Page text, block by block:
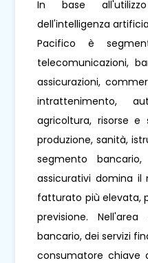
In base
dell'intelligenza
Pacifico è
telecomunicazioni,
assicurazioni,
intrattenimento,
agricoltura, risorse e
produzione, sanità,
segmento
assicurativi domina
fatturato più elevata,
previsione.
bancario, dei servizi
consumatore chiave